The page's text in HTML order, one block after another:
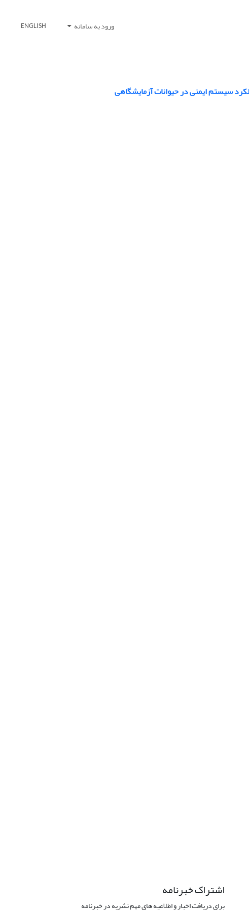
ورود به سامانه ENGLISH
سیستم ایمنی در حیوانات آزمایشگاهی
اشتراک خبرنامه
برای دریافت اخبار و اطلاعیه های مهم نشریه در خبرنامه